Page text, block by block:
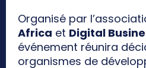
Organisé par
Africa et Digital
événement réunira
organismes de